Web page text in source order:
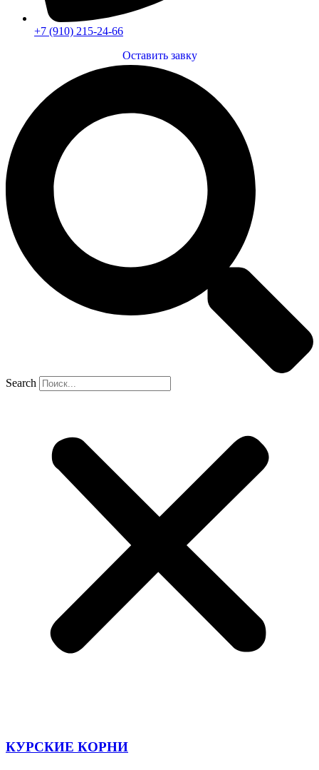
+7 (910) 215-24-66
Оставить завку
Search
КУРСКИЕ КОРНИ